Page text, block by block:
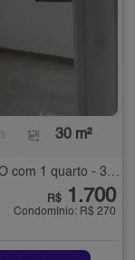
30 m²
R$ 1.700
Condomínio: R$ 270